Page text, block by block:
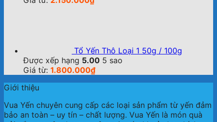
Tổ Yến Thô Loại 1 50g / 100g
Được xếp hạng 5.00 5 sao
Giá từ: 1.800.000₫
Giới thiệu
Vua Yến chuyên cung cấp các loại sản phẩm từ yến đảm
bảo an toàn – uy tín – chất lượng. Vua Yến là món quà